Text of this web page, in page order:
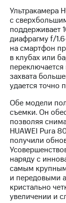
Ультракамера
с
поддерживает
диафрагму f/
на смартфон
в клубах или
захвата
удается точно
Обе модели
съемки. Он
позволяя
HUAWEI Pura
получили
наряду с
самым
и передовыми
кристально
увеличении и